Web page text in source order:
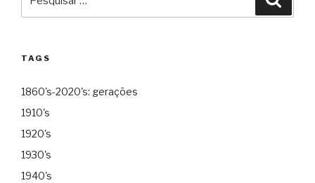
TAGS
1860's-2020's: gerações
1910's
1920's
1930's
1940's